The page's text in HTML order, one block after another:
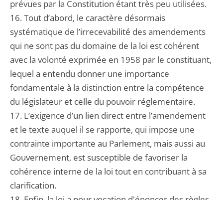
prévues par la Constitution étant très peu utilisées.
16. Tout d’abord, le caractère désormais
systématique de l’irrecevabilité des amendements
qui ne sont pas du domaine de la loi est cohérent
avec la volonté exprimée en 1958 par le constituant,
lequel a entendu donner une importance
fondamentale à la distinction entre la compétence
du législateur et celle du pouvoir réglementaire.
17. L’exigence d’un lien direct entre l’amendement
et le texte auquel il se rapporte, qui impose une
contrainte importante au Parlement, mais aussi au
Gouvernement, est susceptible de favoriser la
cohérence interne de la loi tout en contribuant à sa
clarification.